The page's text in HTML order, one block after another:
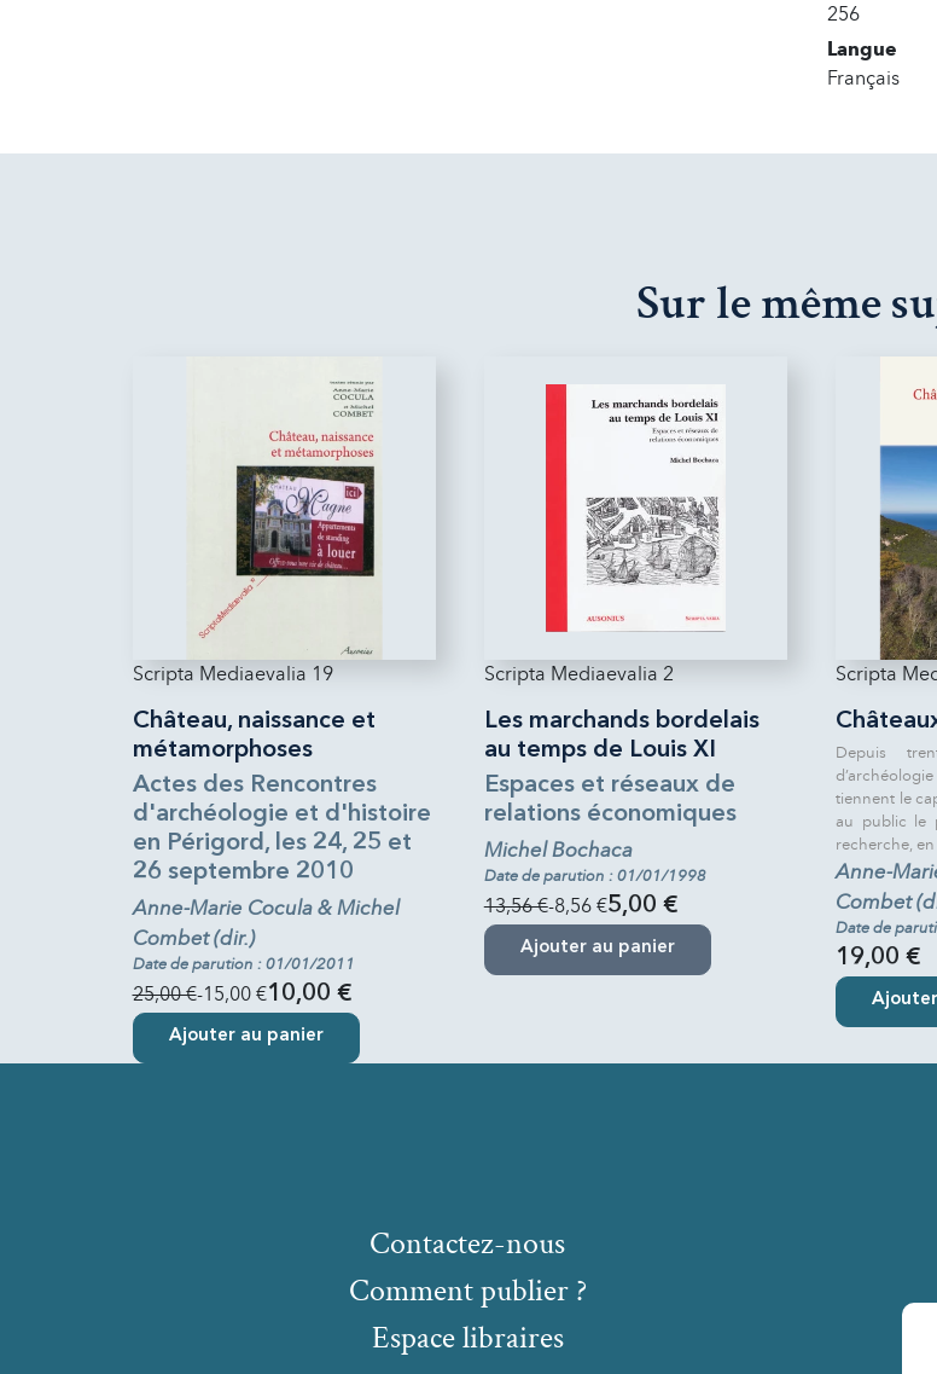
256
Langue
Français
Sur le même
Scripta Mediaevalia 19
Château, naissance et
métamorphoses
Actes des Rencontres
d'archéologie et d'histoire
en Périgord, les 24, 25 et
26 septembre 2010
Anne-Marie Cocula & Michel
Combet (dir.)
Date de parution : 01/01/2011
25,00 €-15,00 €10,00 €
Ajouter au panier
Scripta Mediaevalia 2
Les marchands bordelais
au temps de Louis XI
Espaces et réseaux de
relations économiques
Michel Bochaca
Date de parution : 01/01/1998
13,56 €-8,56 €5,00 €
Ajouter au panier
Scripta
Depuis
tiennent le
au public le
recherche,
Anne-
Combet
Date de
19,00 €
Comment publier ?
Espace libraires
Contactez-nous